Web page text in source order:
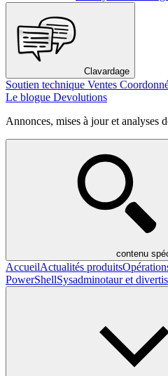
Clavardage
Soutien technique Ventes
Le blogue Devolutions
Annonces, mises à jour et analyses
contenu
AccueilActualités produits
PowerShellSysadminotaur et